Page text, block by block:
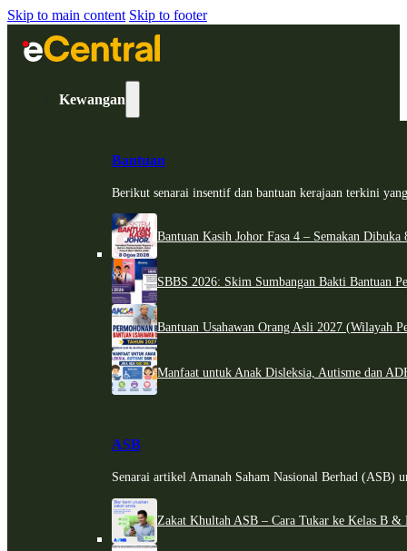
Skip to main content Skip to footer
Kewangan
Bantuan
Berikut senarai insentif dan bantuan kerajaan terkini
Bantuan Kasih Johor Fasa 4 – Semakan
SBBS 2026: Skim Sumbangan Bakti Bantuan
Bantuan Usahawan Orang Asli 2027 (Wilayah
Manfaat untuk Anak Disleksia, Autisme dan
ASB
Senarai artikel Amanah Saham Nasional Berhad (ASB)
Zakat Khultah ASB – Cara Tukar ke Kelas B &